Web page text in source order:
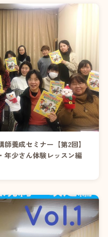
養成セミナー【第2回】
年少さん体験レッスン編